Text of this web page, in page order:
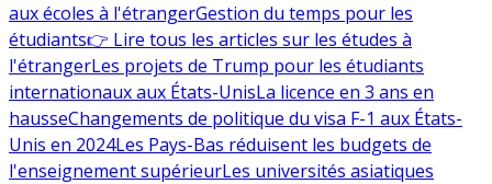
aux écoles à l'étrangerGestion du temps pour les
étudiants👉 Lire tous les articles sur les études à
l'étrangerLes projets de Trump pour les étudiants
internationaux aux États-UnisLa licence en 3 ans en
hausseChangements de politique du visa F-1 aux États-
Unis en 2024Les Pays-Bas réduisent les budgets de
l'enseignement supérieurLes universités asiatiques